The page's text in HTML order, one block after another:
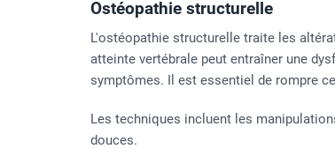
Ostéopathie structurelle
L'ostéopathie structurelle traite les
atteinte vertébrale peut entraîner une
symptômes. Il est essentiel de rompre
Les techniques incluent les
douces.